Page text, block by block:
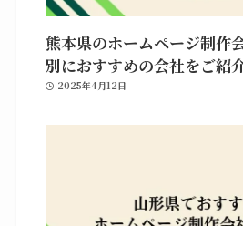
熊本県のホームページ制作
別におすすめの会社をご紹
2025年4月12日